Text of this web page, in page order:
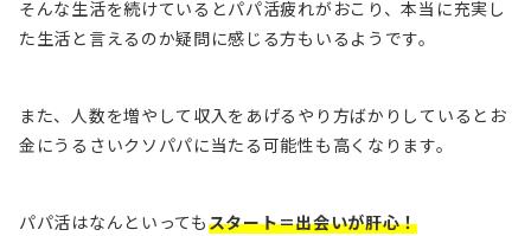
そんな生活を続けているとパパ活疲れがおこり、本当に充実し
た生活と言えるのか疑問に感じる方もいるようです。
また、人数を増やして収入をあげるやり方ばかりしているとお
金にうるさいクソパパに当たる可能性も高くなります。
パパ活はなんといってもスタート＝出会いが肝心！